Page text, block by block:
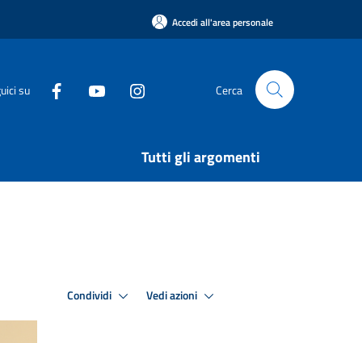
Accedi all'area personale
su Cerca
Tutti gli argomenti
Condividi Vedi azioni